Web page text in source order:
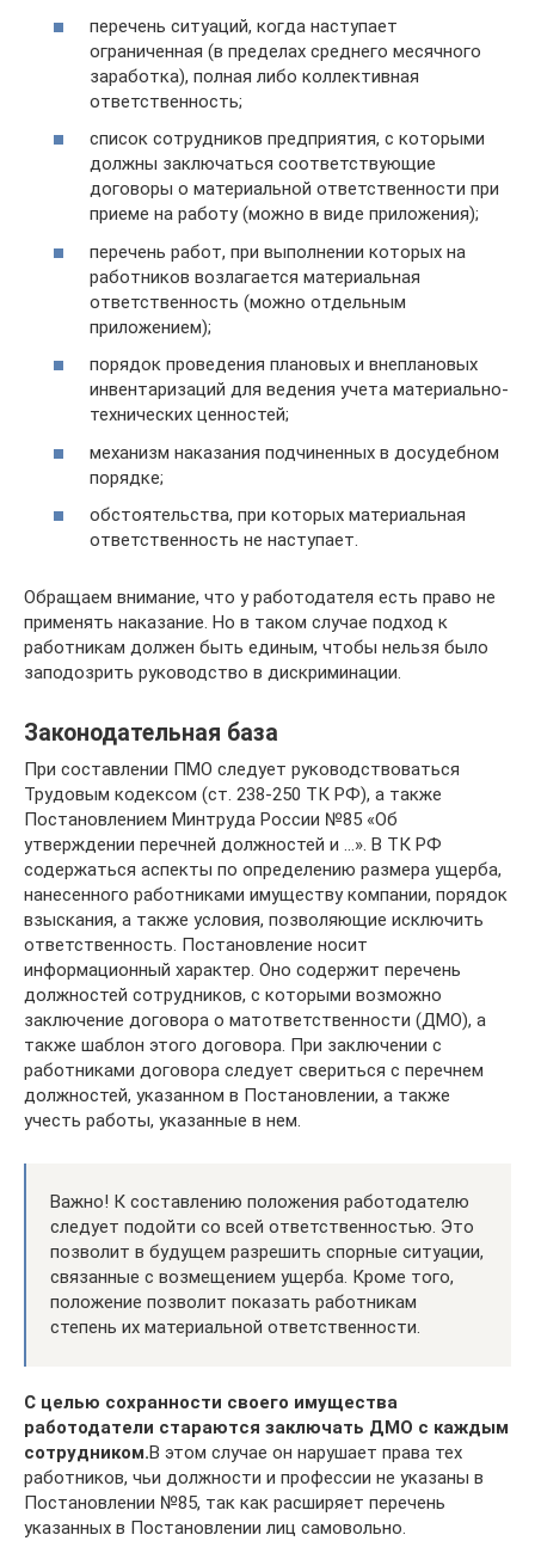
перечень ситуаций, когда наступает
ограниченная (в пределах среднего месячного
заработка), полная либо коллективная
ответственность;
список сотрудников предприятия, с которыми
должны заключаться соответствующие
договоры о материальной ответственности при
приеме на работу (можно в виде приложения);
перечень работ, при выполнении которых на
работников возлагается материальная
ответственность (можно отдельным
приложением);
порядок проведения плановых и внеплановых
инвентаризаций для ведения учета материально-
технических ценностей;
механизм наказания подчиненных в досудебном
порядке;
обстоятельства, при которых материальная
ответственность не наступает.
Обращаем внимание, что у работодателя есть право не
применять наказание. Но в таком случае подход к
работникам должен быть единым, чтобы нельзя было
заподозрить руководство в дискриминации.
Законодательная база
При составлении ПМО следует руководствоваться
Трудовым кодексом (ст. 238-250 ТК РФ), а также
Постановлением Минтруда России №85 «Об
утверждении перечней должностей и …». В ТК РФ
содержаться аспекты по определению размера ущерба,
нанесенного работниками имуществу компании, порядок
взыскания, а также условия, позволяющие исключить
ответственность. Постановление носит
информационный характер. Оно содержит перечень
должностей сотрудников, с которыми возможно
заключение договора о матответственности (ДМО), а
также шаблон этого договора. При заключении с
работниками договора следует свериться с перечнем
должностей, указанном в Постановлении, а также
учесть работы, указанные в нем.
Важно! К составлению положения работодателю
следует подойти со всей ответственностью. Это
позволит в будущем разрешить спорные ситуации,
связанные с возмещением ущерба. Кроме того,
положение позволит показать работникам
степень их материальной ответственности.
С целью сохранности своего имущества
работодатели стараются заключать ДМО с каждым
сотрудником.В этом случае он нарушает права тех
работников, чьи должности и профессии не указаны в
Постановлении №85, так как расширяет перечень
указанных в Постановлении лиц самовольно.